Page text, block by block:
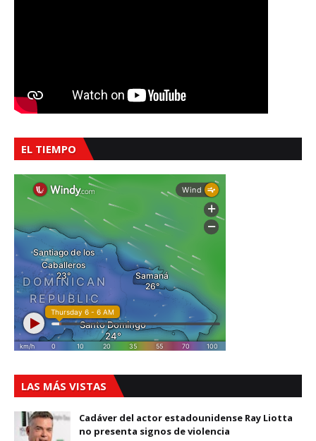
EL TIEMPO
LAS MÁS VISTAS
Cadáver del actor estadounidense Ray Liotta
no presenta signos de violencia